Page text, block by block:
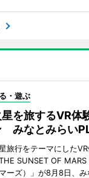
・遊ぶ
星を旅するVR体
みなとみらい
旅行をテーマにした
THE SUNSET OF
ーズ）」が8月8日、